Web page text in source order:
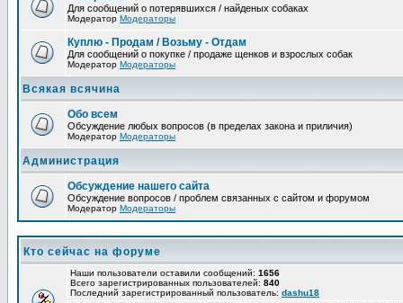
Для сообщений о потерявшихся / найденых собаках
Модератор Модераторы
Куплю - Продам / Возьму - Отдам
Для сообщений о покупке / продаже щенков и взрослых собак
Модератор Модераторы
Всякая всячина
Обо всем
Обсуждение любых вопросов (в пределах закона и приличия)
Модератор Модераторы
Администрация
Обсуждение нашего сайта
Обсуждение вопросов / проблем связанных с сайтом и форумом
Модератор Модераторы
Кто сейчас на форуме
Наши пользователи оставили сообщений: 1656
Всего зарегистрированных пользователей: 840
Последний зарегистрированный пользователь: dashu18